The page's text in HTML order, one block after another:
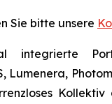
Sie bitte unsere